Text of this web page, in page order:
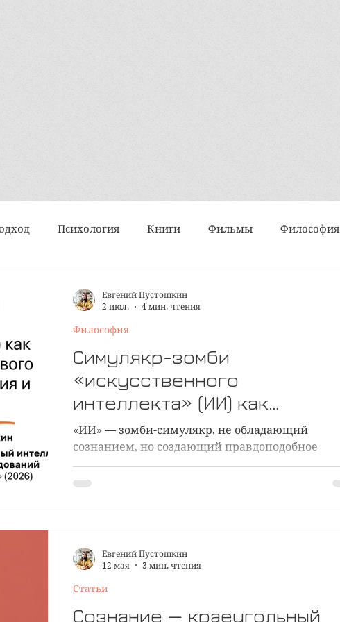
Психология Книги Фильмы Философия
и духовность
Путешествия
Симулякр-зомби
«искусственного
интеллекта» (ИИ) как
опасность массового
забвения сознания и
интериорности. Видео
доклада
«ИИ» — зомби-симулякр, не обладающий
сознанием, но создающий правдоподобное
впечатление обладания таковым
Философия
Евгений Пустошкин
2 июл.
4 мин. чтения
Сознание — краеугольный
Статьи
Евгений Пустошкин
12 мая
3 мин. чтения